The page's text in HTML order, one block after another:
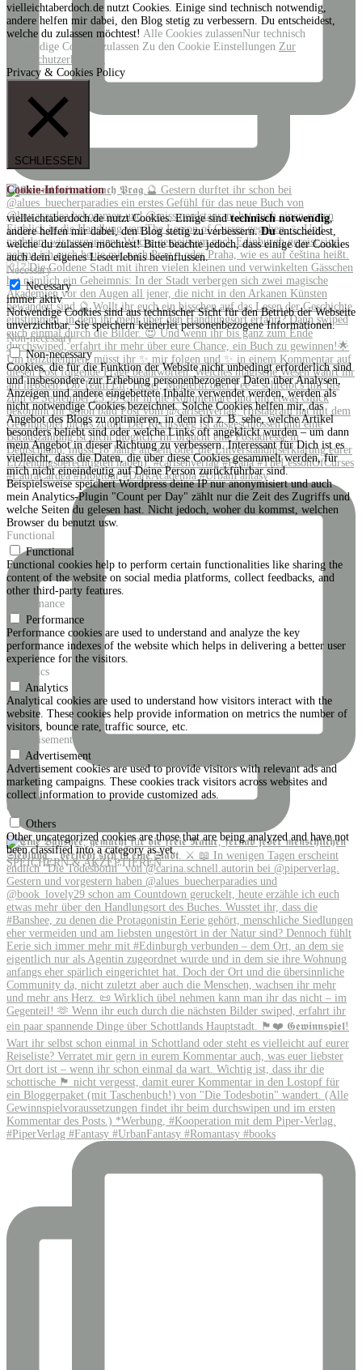
vielleichtaberdoch.de nutzt Cookies. Einige sind technisch notwendig,
andere helfen mir dabei, den Blog stetig zu verbessern. Du entscheidest,
welche du zulassen möchtest! Alle Cookies zulassenNur technisch
notwendige Cookies zulassen Zu den Cookie Einstellungen Zur
Datenschutzerklärung
Privacy & Cookies Policy
SCHLIESSEN
Cookie-Information
vielleichtaberdoch.de nutzt Cookies. Einige sindtechnisch notwendig,
andere helfen mir dabei, den Blog stetig zu verbessern.Duentscheidest,
welche du zulassen möchtest! Bitte beachte jedoch, dass einige der Cookies
auch dein eigenes Leseerlebnis beeinflussen.
Necessary
Necessary
immer aktiv
Notwendige Cookies sind aus technischer Sicht für den Betrieb der Webseite
unverzichtbar. Sie speichern keinerlei personenbezogene Informationen.
Non-necessary
Non-necessary
Cookies, die für die Funktion der Website nicht unbedingt erforderlich sind
und insbesondere zur Erhebung personenbezogener Daten über Analysen,
Anzeigen und andere eingebettete Inhalte verwendet werden, werden als
nicht notwendige Cookies bezeichnet. Solche Cookies helfen mir, das
Angebot des Blogs zu optimieren, in dem ich z. B. sehe, welche Artikel
besonders beliebt sind oder welche Links oft angeklickt wurden – um dann
mein Angebot in dieser Richtung zu verbessern. Interessant für Dich ist es
vielleicht, dass die Daten, die über diese Cookies gesammelt werden, für
mich nicht eineindeutig auf Deine Person zurückführbar sind.
Beispielsweise speichert Wordpress deine IP nur anonymisiert und auch
mein Analytics-Plugin "Count per Day" zählt nur die Zeit des Zugriffs und
welche Seiten du gelesen hast. Nicht jedoch, woher du kommst, welchen
Browser du benutzt usw.
Functional
Functional
Functional cookies help to perform certain functionalities like sharing the
content of the website on social media platforms, collect feedbacks, and
other third-party features.
Performance
Performance
Performance cookies are used to understand and analyze the key
performance indexes of the website which helps in delivering a better user
experience for the visitors.
Analytics
Analytics
Analytical cookies are used to understand how visitors interact with the
website. These cookies help provide information on metrics the number of
visitors, bounce rate, traffic source, etc.
Advertisement
Advertisement
Advertisement cookies are used to provide visitors with relevant ads and
marketing campaigns. These cookies track visitors across websites and
collect information to provide customized ads.
Others
Others
Other uncategorized cookies are those that are being analyzed and have not
been classified into a category as yet.
SPEICHERN & AKZEPTIEREN